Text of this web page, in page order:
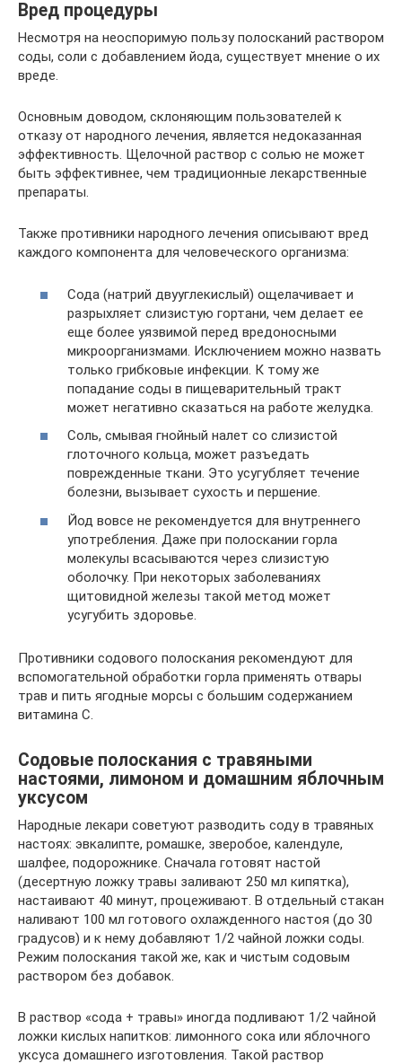
Вред процедуры
Несмотря на неоспоримую пользу полосканий раствором
соды, соли с добавлением йода, существует мнение о их
вреде.
Основным доводом, склоняющим пользователей к
отказу от народного лечения, является недоказанная
эффективность. Щелочной раствор с солью не может
быть эффективнее, чем традиционные лекарственные
препараты.
Также противники народного лечения описывают вред
каждого компонента для человеческого организма:
Сода (натрий двууглекислый) ощелачивает и
разрыхляет слизистую гортани, чем делает ее
еще более уязвимой перед вредоносными
микроорганизмами. Исключением можно назвать
только грибковые инфекции. К тому же
попадание соды в пищеварительный тракт
может негативно сказаться на работе желудка.
Соль, смывая гнойный налет со слизистой
глоточного кольца, может разъедать
поврежденные ткани. Это усугубляет течение
болезни, вызывает сухость и першение.
Йод вовсе не рекомендуется для внутреннего
употребления. Даже при полоскании горла
молекулы всасываются через слизистую
оболочку. При некоторых заболеваниях
щитовидной железы такой метод может
усугубить здоровье.
Противники содового полоскания рекомендуют для
вспомогательной обработки горла применять отвары
трав и пить ягодные морсы с большим содержанием
витамина С.
Содовые полоскания с травяными
настоями, лимоном и домашним яблочным
уксусом
Народные лекари советуют разводить соду в травяных
настоях: эвкалипте, ромашке, зверобое, календуле,
шалфее, подорожнике. Сначала готовят настой
(десертную ложку травы заливают 250 мл кипятка),
настаивают 40 минут, процеживают. В отдельный стакан
наливают 100 мл готового охлажденного настоя (до 30
градусов) и к нему добавляют 1/2 чайной ложки соды.
Режим полоскания такой же, как и чистым содовым
раствором без добавок.
В раствор «сода + травы» иногда подливают 1/2 чайной
ложки кислых напитков: лимонного сока или яблочного
уксуса домашнего изготовления. Такой раствор